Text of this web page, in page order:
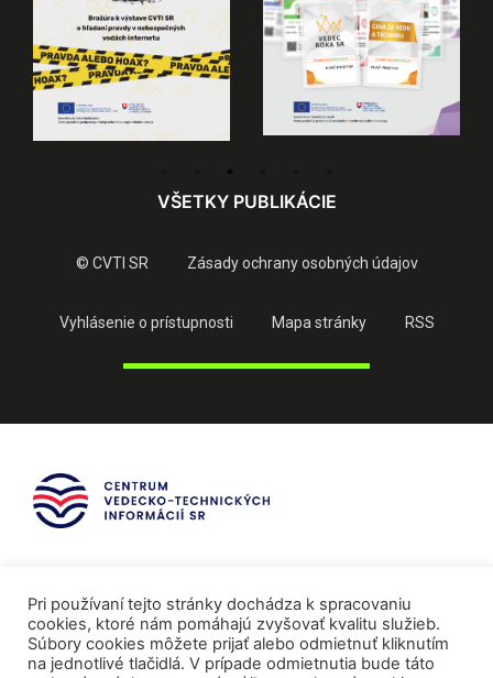
VŠETKY PUBLIKÁCIE
© CVTI SR Zásady ochrany osobných údajov
Vyhlásenie o prístupnosti Mapa stránky RSS
Pri používaní tejto stránky dochádza k spracovaniu
cookies, ktoré nám pomáhajú zvyšovať kvalitu služieb.
Súbory cookies môžete prijať alebo odmietnuť kliknutím
na jednotlivé tlačidlá. V prípade odmietnutia bude táto